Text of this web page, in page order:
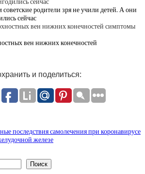
родители зря не учили детей. А они
сейчас
вен нижних конечностей
и поделиться:
последствия самолечения при коронавирусе
железе
Поиск